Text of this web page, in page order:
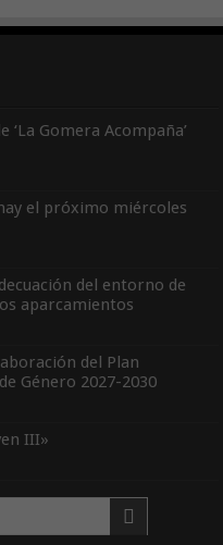
Gomera Acompaña’
el próximo miércoles
del entorno de
aparcamientos
del Plan
Género 2027-2030
III»